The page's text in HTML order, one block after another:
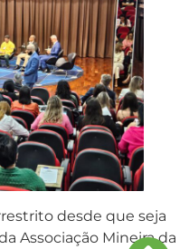
desde que seja
Associação Mineira da